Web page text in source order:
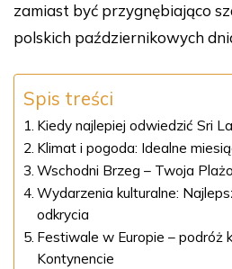
zamiast być przygnębiająco
polskich październikowych
Spis treści
Kiedy najlepiej odwiedzić Sri
Klimat i pogoda: Idealne
Wschodni Brzeg – Twoja
Wydarzenia kulturalne:
odkrycia
Festiwale w Europie – podróż
Kontynencie